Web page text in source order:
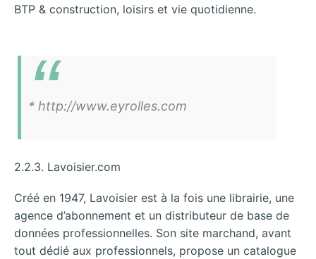
BTP & construction, loisirs et vie quotidienne.
* http://www.eyrolles.com
2.2.3. Lavoisier.com
Créé en 1947, Lavoisier est à la fois une librairie, une
agence d’abonnement et un distributeur de base de
données professionnelles. Son site marchand, avant
tout dédié aux professionnels, propose un catalogue